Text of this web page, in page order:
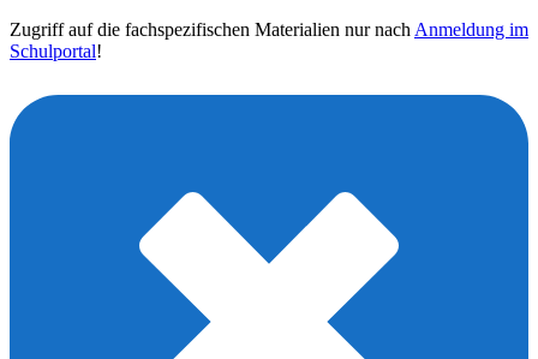
Zugriff auf die fachspezifischen Materialien nur nach Anmeldung im
Schulportal!